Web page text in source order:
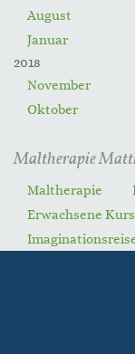
August
Januar
2018
November
Oktober
Maltherapie
Maltherapie
Erwachsene